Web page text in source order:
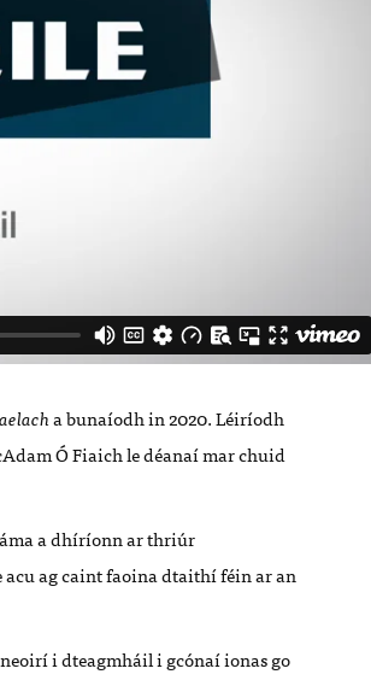
a bunaíodh in 2020. Léiríodh
ÓFiaich le déanaímar chuid
áma a dhíríonn ar thriúr
acuag caint faoina dtaithí féin ar an
i dteagmháil i gcónaíionas go